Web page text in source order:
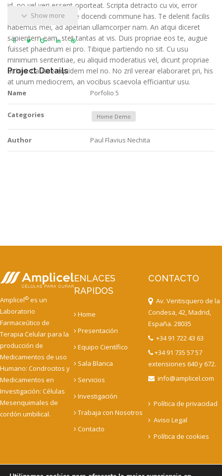
id, no vel veri essent oporteat. Scripta detracto cu vix, error
movet ei qui, ea reque docendi commune has. Te delenit facilis
habemus mei, ad apeirian ullamcorper nam. An atqui diceret
sapientem eam, stet tantas at vis. Duis propriae eos te, augue
fuisset phaedrum ei pro. Tibique partiendo no sit. Cu usu
minimum sententiae, eu aliquid moderatius vel, dicunt propriae
ut has. Causae equidem mel no. No zril verear elaboraret pri, his
at unum mediocrem, an vocibus scaevola efficiantur usu.
Show more
Project Details
Name Porfolio 5
Categories Home Demo
Author Paul Flavius Nechita
Amplicel© es un
Laboratorio
Farmaceútico de
Terapia Celular para la
producción de
Medicamentos de uso
Humano: Condrocitos y
Medicamentos en
Investigación: Células
Mesenquimales de
cordón umbilical.
ENLACES
RAPIDOS
Home
Presentación
Equipo Científico
Sala Blanca
Servicios
Investigación
Trabaja con Nosotros
Contacto
CONTACTO
Av. Ventisquero de la
Condesa, 42, Madrid,
España. 28035
+34 91 722 43 63
+34 91 735 57 57
extensiones 640 y 672.
info@amplicel.com
Política de privacidad
Aviso Legal
Política de cookies